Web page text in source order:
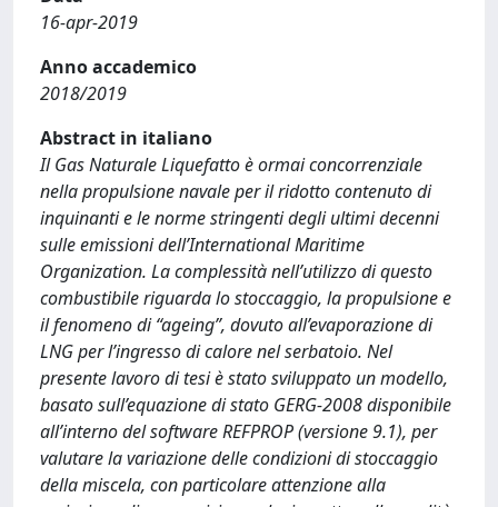
16-apr-2019
Anno accademico
2018/2019
Abstract in italiano
Il Gas Naturale Liquefatto è ormai concorrenziale
nella propulsione navale per il ridotto contenuto di
inquinanti e le norme stringenti degli ultimi decenni
sulle emissioni dell’International Maritime
Organization. La complessità nell’utilizzo di questo
combustibile riguarda lo stoccaggio, la propulsione e
il fenomeno di “ageing”, dovuto all’evaporazione di
LNG per l’ingresso di calore nel serbatoio. Nel
presente lavoro di tesi è stato sviluppato un modello,
basato sull’equazione di stato GERG-2008 disponibile
all’interno del software REFPROP (versione 9.1), per
valutare la variazione delle condizioni di stoccaggio
della miscela, con particolare attenzione alla